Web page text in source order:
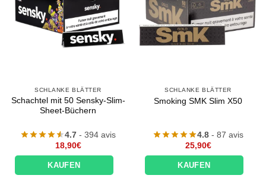
SCHLANKE BLÄTTER
Schachtel mit 50 Sensky-Slim-
Sheet-Büchern
4.7 - 394 avis
18,90€
KAUFEN
SCHLANKE BLÄTTER
Smoking SMK Slim X50
4.8 - 87 avis
25,90€
KAUFEN